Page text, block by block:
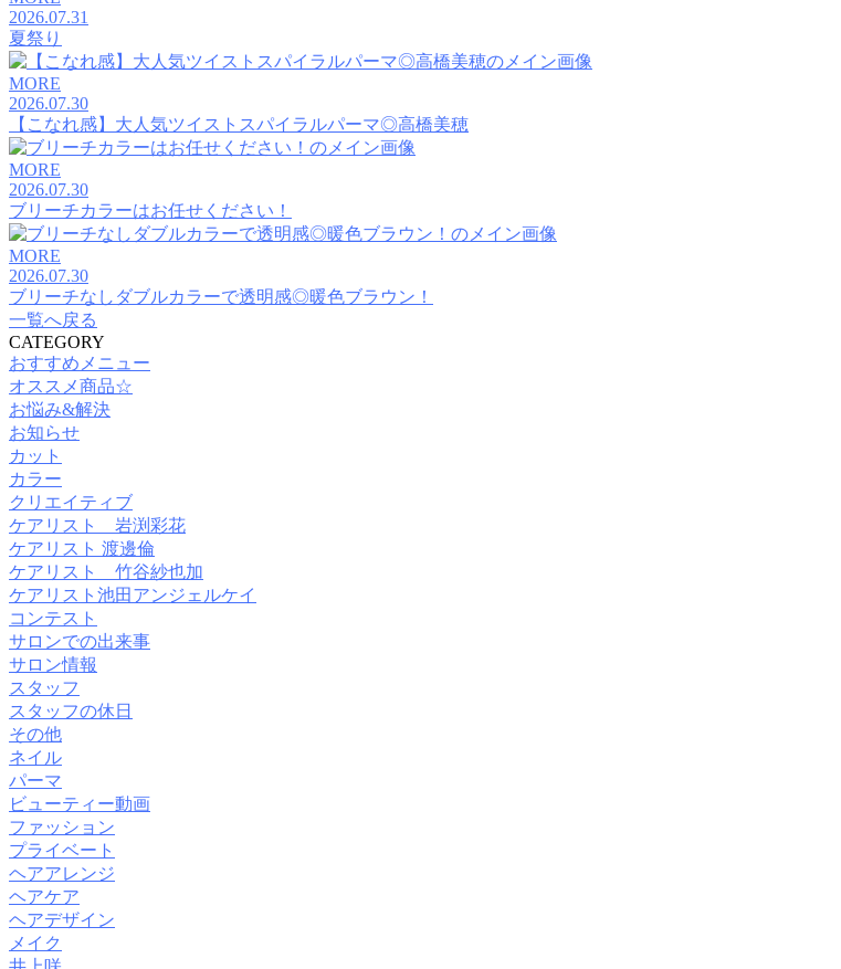
2026.07.31
夏祭り
MORE
2026.07.30
【こなれ感】大人気ツイストスパイラルパーマ◎高橋美穂
MORE
2026.07.30
ブリーチカラーはお任せください！
MORE
2026.07.30
ブリーチなしダブルカラーで透明感◎暖色ブラウン！
一覧へ戻る
CATEGORY
おすすめメニュー
オススメ商品☆
お悩み&解決
お知らせ
カット
カラー
クリエイティブ
ケアリスト 岩渕彩花
ケアリスト 渡邊倫
ケアリスト 竹谷紗也加
ケアリスト池田アンジェルケイ
コンテスト
サロンでの出来事
サロン情報
スタッフ
スタッフの休日
その他
ネイル
パーマ
ビューティー動画
ファッション
プライベート
ヘアアレンジ
ヘアケア
ヘアデザイン
メイク